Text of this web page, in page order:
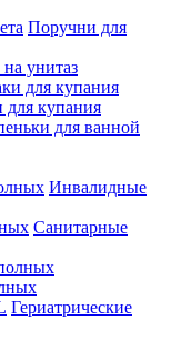
Поручни для
унитаз
для купания
для ванной
Инвалидные
Санитарные
Гериатрические